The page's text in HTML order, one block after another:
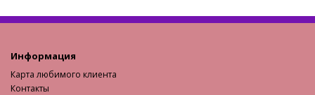
Информация
Карта любимого клиента
Контакты